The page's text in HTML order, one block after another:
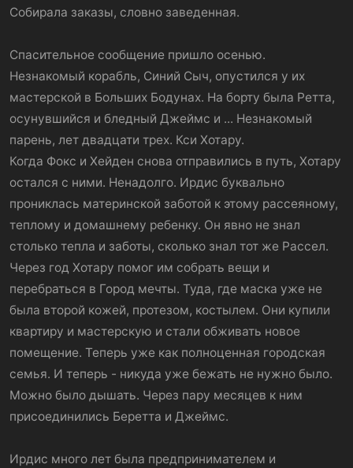
Собирала заказы, словно заведенная.
Спасительное сообщение пришло осенью.
Незнакомый корабль, Синий Сыч, опустился у их
мастерской в Больших Бодунах. На борту была Ретта,
осунувшийся и бледный Джеймс и ... Незнакомый
парень, лет двадцати трех. Кси Хотару.
Когда Фокс и Хейден снова отправились в путь, Хотару
остался с ними. Ненадолго. Ирдис буквально
прониклась материнской заботой к этому рассеяному,
теплому и домашнему ребенку. Он явно не знал
столько тепла и заботы, сколько знал тот же Рассел.
Через год Хотару помог им собрать вещи и
перебраться в Город мечты. Туда, где маска уже не
была второй кожей, протезом, костылем. Они купили
квартиру и мастерскую и стали обживать новое
помещение. Теперь уже как полноценная городская
семья. И теперь - никуда уже бежать не нужно было.
Можно было дышать. Через пару месяцев к ним
присоединились Беретта и Джеймс.
Ирдис много лет была предпринимателем и